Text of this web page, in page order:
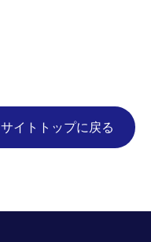
サイトトップに戻る